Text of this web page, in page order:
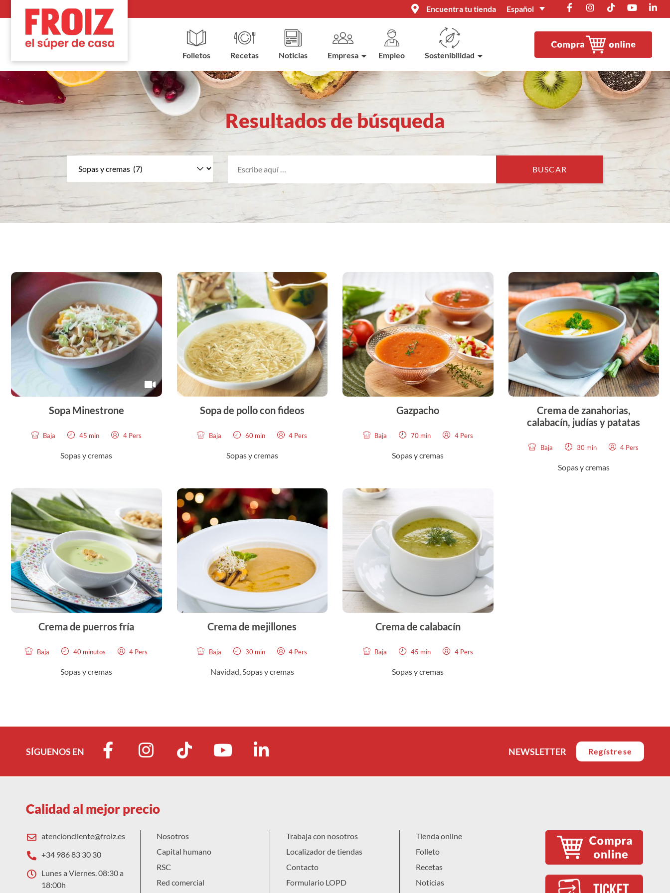
Encuentra tu tienda Español
Folletos Recetas Noticias Empresa Empleo Sostenibilidad
Resultados de búsqueda
Sopa Minestrone
Baja 45 min 4 Pers
Sopas y cremas
Sopa de pollo con fideos
Baja 60 min 4 Pers
Sopas y cremas
Gazpacho
Baja 70 min 4 Pers
Sopas y cremas
Crema de zanahorias,
calabacín, judías y patatas
Baja 30 min 4 Pers
Sopas y cremas
Crema de puerros fría
Baja 40 minutos 4 Pers
Sopas y cremas
Crema de mejillones
Baja 30 min 4 Pers
Navidad,Sopas y cremas
Crema de calabacín
Baja 45 min 4 Pers
Sopas y cremas
SÍGUENOS EN NEWSLETTER Regístrese
Calidad al mejor precio
atencioncliente@froiz.es
+34 986 83 30 30
Lunes a Viernes. 08:30 a
18:00h
Nosotros
Capital humano
RSC
Red comercial
Trabaja con nosotros
Localizador de tiendas
Contacto
Formulario LOPD
Tienda online
Folleto
Recetas
Noticias